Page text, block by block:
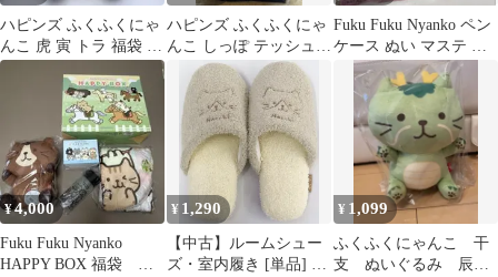
ハピンズ ふくふくにゃ
んこ 虎 寅 トラ 福袋 ぬ
いぐるみ BIG ビッグ
ハピンズ ふくふくにゃ
んこ しっぽ テッシュカ
バー 猫 チャチャ丸 う
さぎ 紺
Fuku Fuku Nyanko ペン
ケース ぬい マステ シ
リコンポーチ4点
¥4,000
Fuku Fuku Nyanko
HAPPY BOX 福袋 一
¥ 1,290
【中古】ルームシュー
ズ・室内履き [単品] ハ
¥ 1,099
ふくふくにゃんこ 干
支 ぬいぐるみ 辰